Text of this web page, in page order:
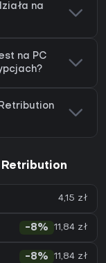
na
na PC
4,15 zł
-8% 11,84 zł
-8% 11,84 zł